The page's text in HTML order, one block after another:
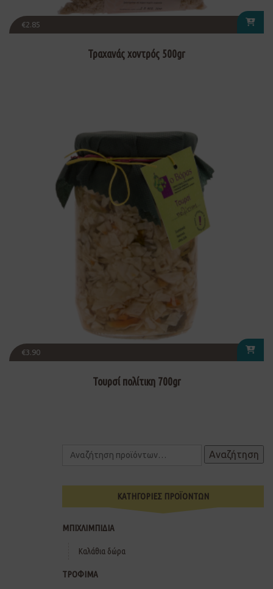
€2.85
Τραχανάς χοντρός 500gr
€3.90
Τουρσί πολίτικη 700gr
Αναζήτηση
ΚΑΤΗΓΟΡΙΕΣ ΠΡΟΪΟΝΤΩΝ
ΜΠΙΧΛΙΜΠΙΔΙΑ
Καλάθια δώρα
ΤΡΟΦΙΜΑ